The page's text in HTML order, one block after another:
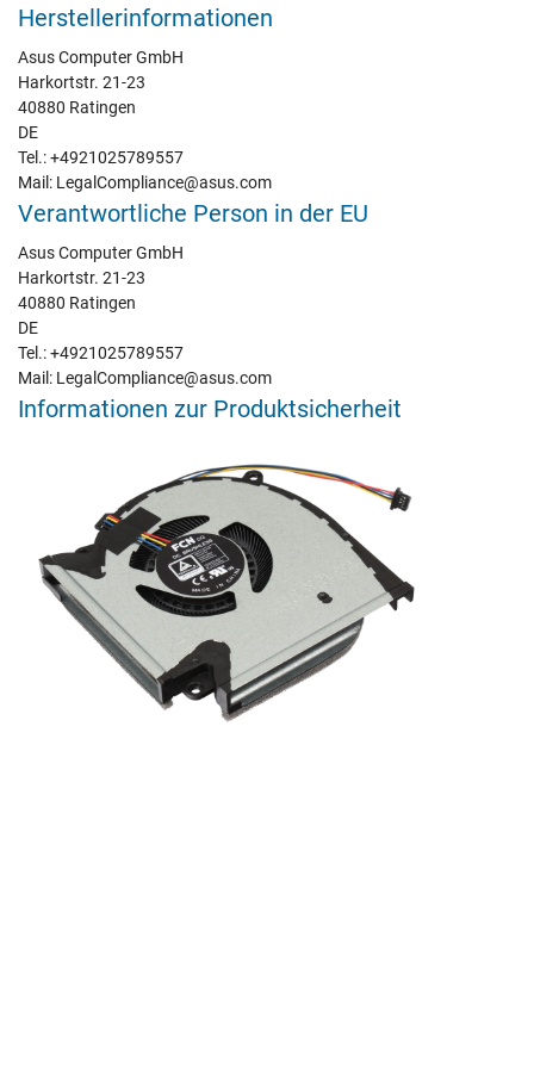
Herstellerinformationen
Asus Computer GmbH
Harkortstr. 21-23
40880 Ratingen
DE
Tel.: +4921025789557
Mail: LegalCompliance@asus.com
Verantwortliche Person in der EU
Asus Computer GmbH
Harkortstr. 21-23
40880 Ratingen
DE
Tel.: +4921025789557
Mail: LegalCompliance@asus.com
Informationen zur Produktsicherheit